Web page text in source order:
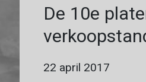
De 10e
22 april 2017